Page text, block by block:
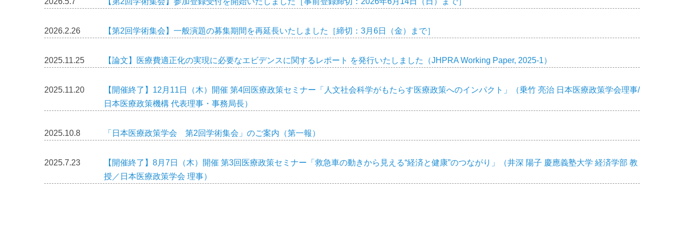
2026.2.26 【第2回学術集会】一般演題の募集期間を再延長いたしました［締切：3月6日（金）まで］
2025.11.25 【論文】医療費適正化の実現に必要なエビデンスに関するレポート を発行いたしました（JHPRA Working Paper, 2025-1）
2025.11.20
【開催終了】12月11日（木）開催 第4回医療政策セミナー「人文社会科学がもたらす医療政策へのインパクト」（乗竹 亮治 日本医療政策学会理事/
日本医療政策機構 代表理事・事務局長）
2025.10.8 「日本医療政策学会 第2回学術集会」のご案内（第一報）
2025.7.23
【開催終了】8月7日（木）開催 第3回医療政策セミナー「救急車の動きから見える“経済と健康”のつながり」（井深 陽子 慶應義塾大学 経済学部 教
授／日本医療政策学会 理事）